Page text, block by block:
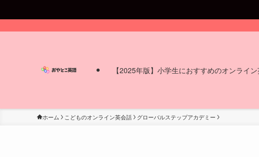
【2025年版】小学生におすすめのオンライ
ホーム こどものオンライン英会話 グローバルステップアカデミー